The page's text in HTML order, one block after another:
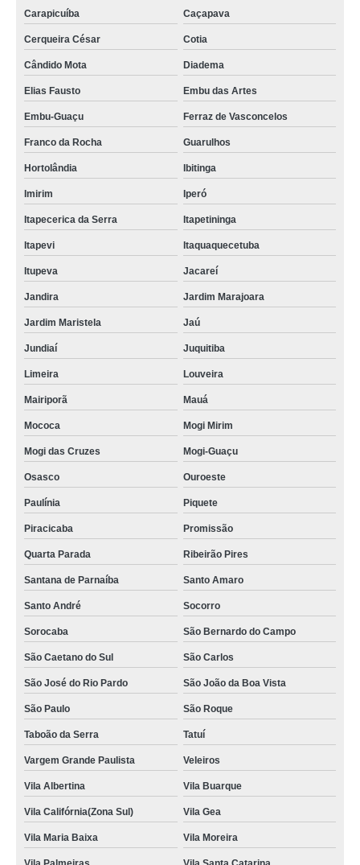
Carapicuíba Caçapava
Cerqueira César Cotia
Cândido Mota Diadema
Elias Fausto Embu das Artes
Embu-Guaçu Ferraz de Vasconcelos
Franco da Rocha Guarulhos
Hortolândia Ibitinga
Imirim Iperó
Itapecerica da Serra Itapetininga
Itapevi Itaquaquecetuba
Itupeva Jacareí
Jandira Jardim Marajoara
Jardim Maristela Jaú
Jundiaí Juquitiba
Limeira Louveira
Mairiporã Mauá
Mococa Mogi Mirim
Mogi das Cruzes Mogi-Guaçu
Osasco Ouroeste
Paulínia Piquete
Piracicaba Promissão
Quarta Parada Ribeirão Pires
Santana de Parnaíba Santo Amaro
Santo André Socorro
Sorocaba São Bernardo do Campo
São Caetano do Sul São Carlos
São José do Rio Pardo São João da Boa Vista
São Paulo São Roque
Taboão da Serra Tatuí
Vargem Grande Paulista Veleiros
Vila Albertina Vila Buarque
Vila Califórnia(Zona Sul) Vila Gea
Vila Maria Baixa Vila Moreira